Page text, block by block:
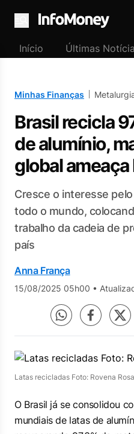
Menu
Início Últimas
Minhas Finanças
Brasil recicla
de alumínio,
global
Cresce o interesse
todo o mundo,
trabalho da cadeia de
país
Anna França
15/08/2025 05h00 •
Latas recicladas Foto: Rovena
O Brasil já se consolidou
mundiais de latas de